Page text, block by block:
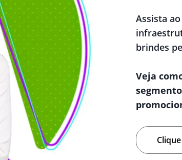
Assista
brindes
Veja